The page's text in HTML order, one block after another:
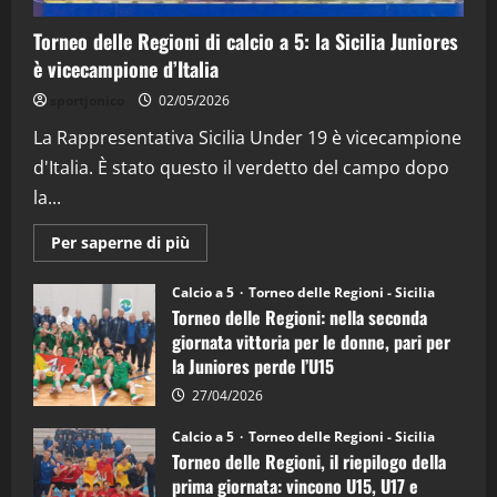
4
"SportEmpire" in Podcast
“SportEmpire” in Podcast: 26^ Puntata
08/04/2026
Torneo delle Regioni di calcio a 5: la Sicilia Juniores
è vicecampione d’Italia
02/05/2026
La Rappresentativa Sicilia Under 19 è vicecampione
d'Italia. È stato questo il verdetto del campo dopo
la...
Per saperne di più
informazioni
Torneo
delle
Regioni
di
calcio
a
5:
la
Juniores
è
vicecampione
d’Italia
Calcio a 5 Torneo delle Regioni - Sicilia
Torneo delle Regioni: nella seconda
giornata vittoria per le donne, pari per
la Juniores perde l’U15
27/04/2026
Calcio a 5 Torneo delle Regioni - Sicilia
Torneo delle Regioni, il riepilogo della
prima giornata: vincono U15, U17 e